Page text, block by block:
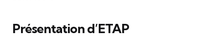
Présentation d’ETAP